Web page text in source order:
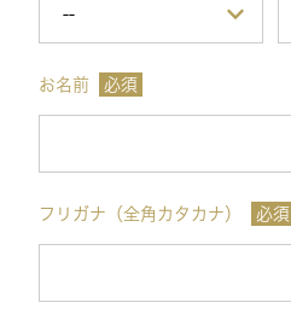
お名前 必須
フリガナ（全角カタカナ） 必須